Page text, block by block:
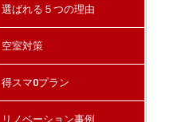
選ばれる５つの理由
空室対策
得スマ0プラン
リノベーション事例